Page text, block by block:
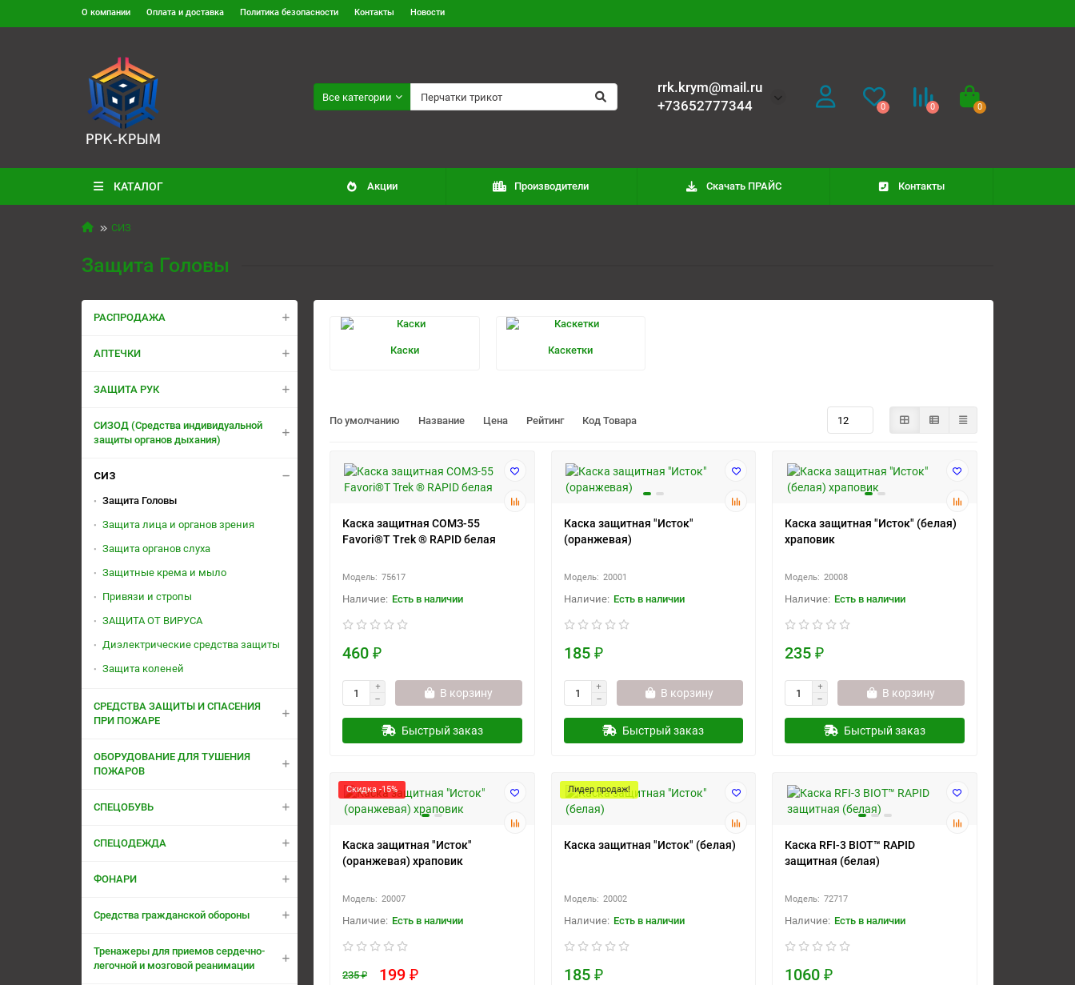
О компании Оплата и доставка Политика безопасности Контакты Новости
Все категории
rrk.krym@mail.ru
+73652777344
0 0 0
КАТАЛОГ Акции Производители Скачать ПРАЙС Контакты
СИЗ
Защита Головы
РАСПРОДАЖА
АПТЕЧКИ
ЗАЩИТА РУК
СИЗОД (Средства индивидуальной
защиты органов дыхания)
СИЗ
Защита Головы
Защита лица и органов зрения
Защита органов слуха
Защитные крема и мыло
Привязи и стропы
ЗАЩИТА ОТ ВИРУСА
Диэлектрические средства защиты
Защита коленей
СРЕДСТВА ЗАЩИТЫ И СПАСЕНИЯ
ПРИ ПОЖАРЕ
ОБОРУДОВАНИЕ ДЛЯ ТУШЕНИЯ
ПОЖАРОВ
СПЕЦОБУВЬ
СПЕЦОДЕЖДА
ФОНАРИ
Средства гражданской обороны
Тренажеры для приемов сердечно-
легочной и мозговой реанимации
Каски Каскетки
По умолчанию Название Цена Рейтинг Код Товара
Каска защитная СОМЗ-55
Favori®Т Trek ® RAPID белая
75617
Есть в наличии
460 ₽
В корзину
Быстрый заказ
Каска защитная "Исток"
(оранжевая)
20001
Есть в наличии
185 ₽
В корзину
Быстрый заказ
Каска защитная "Исток" (белая)
храповик
20008
Есть в наличии
235 ₽
В корзину
Быстрый заказ
Скидка -15%
Каска защитная "Исток"
(оранжевая) храповик
20007
Есть в наличии
235 ₽ 199 ₽
Лидер продаж!
Каска защитная "Исток" (белая)
20002
Есть в наличии
185 ₽
Каска RFI-3 BIOT™ RAPID
защитная (белая)
72717
Есть в наличии
1060 ₽